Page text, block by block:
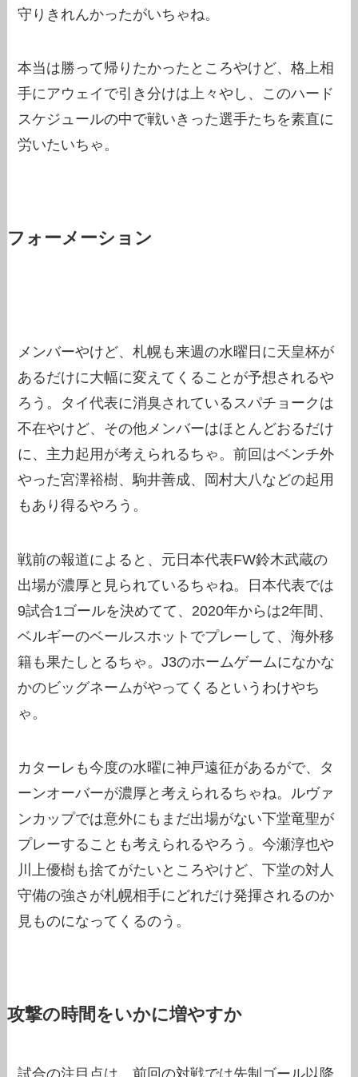
守りきれんかったがいちゃね。
本当は勝って帰りたかったところやけど、格上相
手にアウェイで引き分けは上々やし、このハード
スケジュールの中で戦いきった選手たちを素直に
労いたいちゃ。
フォーメーション
メンバーやけど、札幌も来週の水曜日に天皇杯が
あるだけに大幅に変えてくることが予想されるや
ろう。タイ代表に消臭されているスパチョークは
不在やけど、その他メンバーはほとんどおるだけ
に、主力起用が考えられるちゃ。前回はベンチ外
やった宮澤裕樹、駒井善成、岡村大八などの起用
もあり得るやろう。
戦前の報道によると、元日本代表FW鈴木武蔵の
出場が濃厚と見られているちゃね。日本代表では
9試合1ゴールを決めてて、2020年からは2年間、
ベルギーのベールスホットでプレーして、海外移
籍も果たしとるちゃ。J3のホームゲームになかな
かのビッグネームがやってくるというわけやち
ゃ。
カターレも今度の水曜に神戸遠征があるがで、タ
ーンオーバーが濃厚と考えられるちゃね。ルヴァ
ンカップでは意外にもまだ出場がない下堂竜聖が
プレーすることも考えられるやろう。今瀬淳也や
川上優樹も捨てがたいところやけど、下堂の対人
守備の強さが札幌相手にどれだけ発揮されるのか
見ものになってくるのう。
攻撃の時間をいかに増やすか
試合の注目点は、前回の対戦では先制ゴール以降